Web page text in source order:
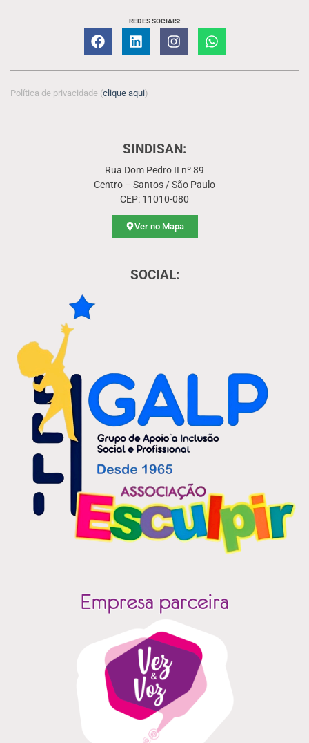
REDES SOCIAIS:
Política de privacidade (clique aqui)
SINDISAN:
Rua Dom Pedro II nº 89
Centro – Santos / São Paulo
CEP: 11010-080
Ver no Mapa
SOCIAL: